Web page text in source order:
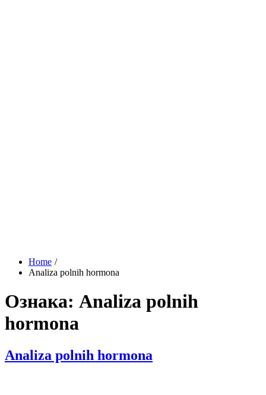
Home
Analiza polnih hormona
Ознака: Analiza polnih
hormona
Analiza polnih hormona